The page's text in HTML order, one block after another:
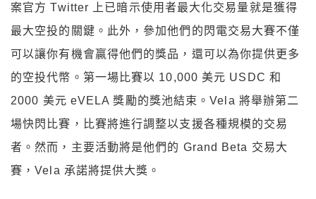
案官方 Twitter 上已暗示使用者最大化交易量就是獲得
最大空投的關鍵。此外，參加他們的閃電交易大賽不僅
可以讓你有機會贏得他們的獎品，還可以為你提供更多
的空投代幣。第一場比賽以 10,000 美元 USDC 和
2000 美元 eVELA 獎勵的獎池結束。Vela 將舉辦第二
場快閃比賽，比賽將進行調整以支援各種規模的交易
者。然而，主要活動將是他們的 Grand Beta 交易大
賽，Vela 承諾將提供大獎。